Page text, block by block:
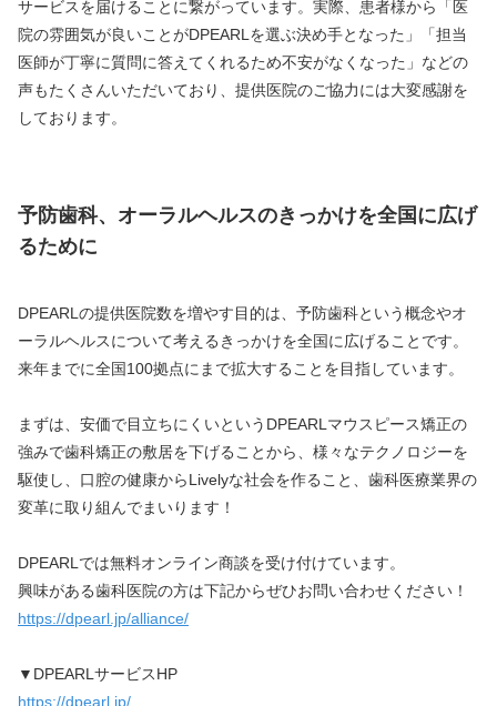
サービスを届けることに繋がっています。実際、患者様から「医
院の雰囲気が良いことがDPEARLを選ぶ決め手となった」「担当
医師が丁寧に質問に答えてくれるため不安がなくなった」などの
声もたくさんいただいており、提供医院のご協力には大変感謝を
しております。
予防歯科、オーラルヘルスのきっかけを全国に広げ
るために
DPEARLの提供医院数を増やす目的は、予防歯科という概念やオ
ーラルヘルスについて考えるきっかけを全国に広げることです。
来年までに全国100拠点にまで拡大することを目指しています。
まずは、安価で目立ちにくいというDPEARLマウスピース矯正の
強みで歯科矯正の敷居を下げることから、様々なテクノロジーを
駆使し、口腔の健康からLivelyな社会を作ること、歯科医療業界の
変革に取り組んでまいります！
DPEARLでは無料オンライン商談を受け付けています。
興味がある歯科医院の方は下記からぜひお問い合わせください！
https://dpearl.jp/alliance/
▼DPEARLサービスHP
https://dpearl.jp/